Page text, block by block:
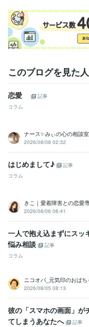
おかげさまで本年３月で5
皆様に感謝です(ㅅ´꒳` )
経験職種
営業 / 営業事務・アシスタ
受賞歴
双子ちゃんを出産したで賞
ラ　シルバーランク
ランク帰って来ました(^-^)
資格・検定
メンタル心理カウンセラー
上級心理カウンセラー
タロットリーディングマス
我が子の不登校経験:2年
オラクルカード・タロッ
エネルギーワーク【２０
得意分野
悩み相談・カウンセリング
病、パニック障害のお悩み
お悩み相談
心のお悩み
占い タロット・オラクル
前世占い
守護霊占い 運
このブログを見た
恋愛
記事
コラム
ナース✨みぃの心の相談室
2026/08/08 02:32
はじめまして♪
記事
コラム
きこ｜愛着障害との恋愛
2026/08/06 06:41
一人で抱え込まずにスッ
悩み相談
記事
コラム
ニコオバ_元気印のおばち
2026/08/05 08:13
彼の「スマホの画面」が
てしまうあなたへ
記事